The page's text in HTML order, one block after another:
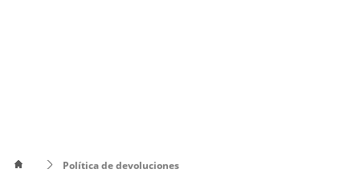
Política de devoluciones